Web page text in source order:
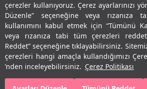
çerezler kullanıyoruz. Çerez ayarlarınızı
Düzenle” seçeneğine veya rızanıza
kullanımını kabul etmek için “Tümünü
veya rızanıza tabi tüm çerezleri
Reddet” seçeneğine tıklayabilirsiniz.
çerezleri hangi amaçla kullandığımızı
’nden inceleyebilirsiniz. Çerez Politikası
Uygulamalarımız